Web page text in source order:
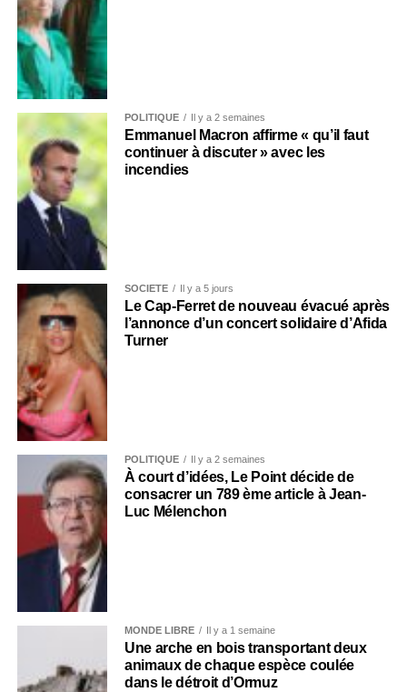
POLITIQUE Il y a 2 semaines
Emmanuel Macron affirme « qu’il faut
continuer à discuter » avec les
incendies
SOCIÉTÉ Il y a 5 jours
Le Cap-Ferret de nouveau évacué après
l’annonce d’un concert solidaire d’Afida
Turner
POLITIQUE Il y a 2 semaines
À court d’idées, Le Point décide de
consacrer un 789 ème article à Jean-
Luc Mélenchon
MONDE LIBRE Il y a 1 semaine
Une arche en bois transportant deux
animaux de chaque espèce coulée
dans le détroit d’Ormuz